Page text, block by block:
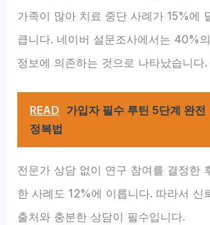
가족이 많아 치료 중단 사례가 15%에
큽니다. 네이버 설문조사에서는 40%
정보에 의존하는 것으로 나타났습니다.
READ 가입자 필수 루틴 5단계 완전
정복법
전문가 상담 없이 연구 참여를 결정한
한 사례도 12%에 이릅니다. 따라서 신
출처와 충분한 상담이 필수입니다.